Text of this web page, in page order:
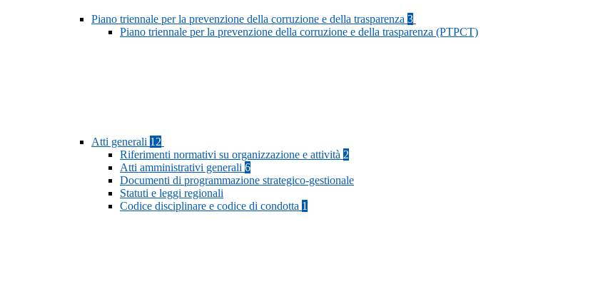
Piano triennale per la prevenzione della corruzione e della trasparenza 3
Piano triennale per la prevenzione della corruzione e della trasparenza (PTPCT)
Atti generali 12
Riferimenti normativi su organizzazione e attività 2
Atti amministrativi generali 6
Documenti di programmazione strategico-gestionale
Statuti e leggi regionali
Codice disciplinare e codice di condotta 1